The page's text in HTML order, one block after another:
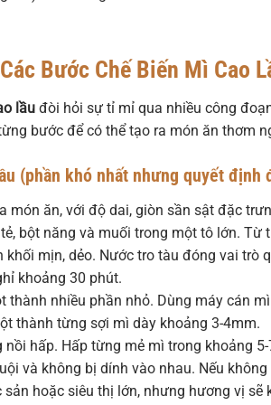
Bước Chế Biến Mì Cao
lầu đòi hỏi sự tỉ mỉ qua nhiều công
bước để có thể tạo ra món ăn thơm
(phần khó nhất nhưng quyết định
món ăn, với độ dai, giòn sần sật đặc
bột năng và muối trong một tô lớn.
mịn, dẻo. Nước tro tàu đóng vai trò
khoảng 30 phút.
thành nhiều phần nhỏ. Dùng máy cán
thành từng sợi mì dày khoảng 3-4mm.
hấp. Hấp từng mẻ mì trong khoảng
và không bị dính vào nhau. Nếu
hoặc siêu thị lớn, nhưng hương vị sẽ